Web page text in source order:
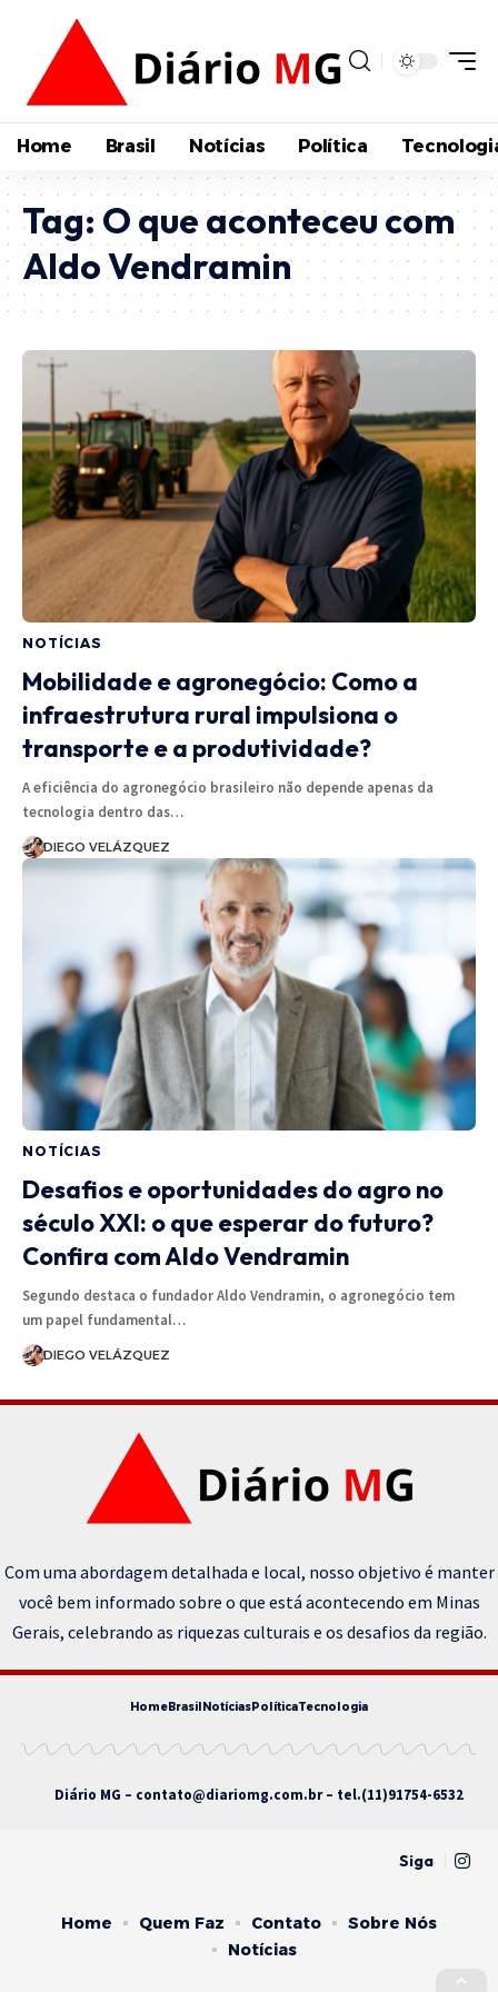
Home Brasil Notícias Política
Tag: O que aconteceu com
Aldo Vendramin
NOTÍCIAS
Mobilidade e agronegócio: Como a
infraestrutura rural impulsiona o
transporte e a produtividade?
A eficiência do agronegócio brasileiro não depende apenas da
tecnologia dentro das…
DIEGO VELÁZQUEZ
NOTÍCIAS
Desafios e oportunidades do agro no
século XXI: o que esperar do futuro?
Confira com Aldo Vendramin
Segundo destaca o fundador Aldo Vendramin, o agronegócio tem
um papel fundamental…
DIEGO VELÁZQUEZ
Com uma abordagem detalhada e local, nosso objetivo é manter
você bem informado sobre o que está acontecendo em Minas
Gerais, celebrando as riquezas culturais e os desafios da região.
HomeBrasilNotíciasPolíticaTecnologia
Diário MG – contato@diariomg.com.br– tel.(11)91754-6532
Siga
Home Quem Faz Contato
Sobre Nós
Notícias